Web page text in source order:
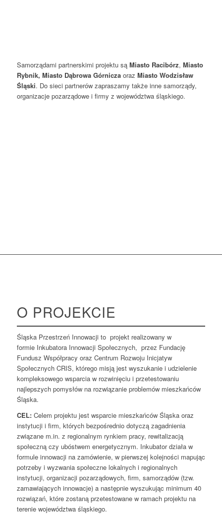
Samorządami partnerskimi projektu są Miasto Racibórz, Miasto
Rybnik, Miasto Dąbrowa Górniczaoraz Miasto Wodzisław
Śląski. Do sieci partnerów zapraszamy także inne samorządy,
organizacje pozarządowe i firmy z województwa śląskiego.
O PROJEKCIE
Śląska Przestrzeń Innowacji to projekt realizowany w
formie Inkubatora Innowacji Społecznych, przez Fundację
Fundusz Współpracy oraz Centrum Rozwoju Inicjatyw
Społecznych CRIS, którego misją jest wyszukanie i udzielenie
kompleksowego wsparcia w rozwinięciu i przetestowaniu
najlepszych pomysłów na rozwiązanie problemów mieszkańców
Śląska.
CEL: Celem projektu jest wsparcie mieszkańców Śląska oraz
instytucji i firm, których bezpośrednio dotyczą zagadnienia
związane m.in. z regionalnym rynkiem pracy, rewitalizacją
społeczną czy ubóstwem energetycznym. Inkubator działa w
formule innowacji na zamówienie, w pierwszej kolejności mapując
potrzeby i wyzwania społeczne lokalnych i regionalnych
instytucji, organizacji pozarządowych, firm, samorządów (tzw.
zamawiających innowacje) a następnie wyszukując minimum 40
rozwiązań, które zostaną przetestowane w ramach projektu na
terenie województwa śląskiego.